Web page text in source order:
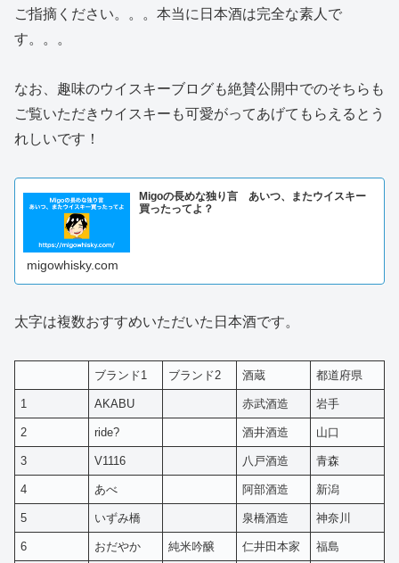
ご指摘ください。。。本当に日本酒は完全な素人で
す。。。
なお、趣味のウイスキーブログも絶賛公開中でのそちらも
ご覧いただきウイスキーも可愛がってあげてもらえるとう
れしいです！
Migoの長めな独り言 あいつ、またウイスキー
買ったってよ？
migowhisky.com
太字は複数おすすめいただいた日本酒です。
ブランド1 ブランド2 酒蔵 都道府県
1 AKABU 赤武酒造 岩手
2 ride? 酒井酒造 山口
3 V1116 八戸酒造 青森
4 あべ 阿部酒造 新潟
5 いずみ橋 泉橋酒造 神奈川
6 おだやか 純米吟醸 仁井田本家 福島